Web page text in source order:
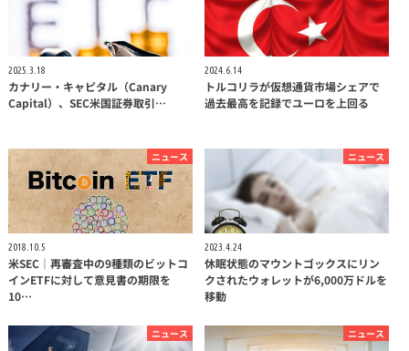
2025.3.18
カナリー・キャピタル（Canary
Capital）、SEC米国証券取引…
2024.6.14
トルコリラが仮想通貨市場シェアで
過去最高を記録でユーロを上回る
ニュース
2018.10.5
米SEC｜再審査中の9種類のビットコ
インETFに対して意見書の期限を
10…
ニュース
2023.4.24
休眠状態のマウントゴックスにリン
クされたウォレットが6,000万ドルを
移動
ニュース ニュース